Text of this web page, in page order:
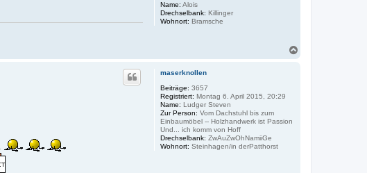
o
o
Name: Alois
Drechselbank: Killinger
Wohnort: Bramsche
maserknollen
Beiträge: 3657
Registriert: Montag 6. April 2015, 20:29
Name: Ludger Steven
Zur Person: Vom Dachstuhl bis zum
Einbaumöbel -- Holzhandwerk ist Passion
Und... ich komm von Hoff
Drechselbank: ZwAuZwOhNamiiGe
Wohnort: Steinhagen/in derPatthorst